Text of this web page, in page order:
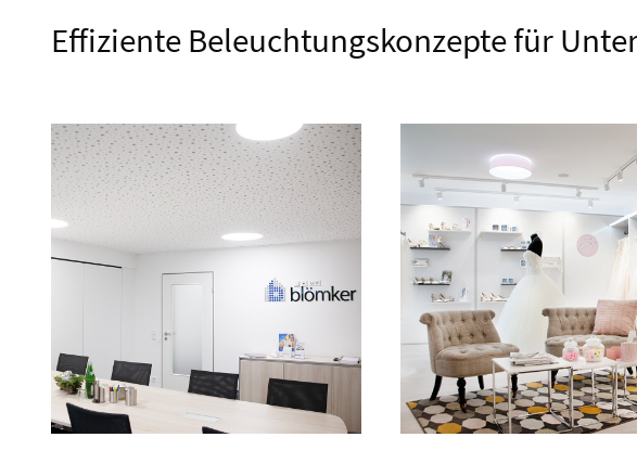
Effiziente Beleuchtungskonzepte für